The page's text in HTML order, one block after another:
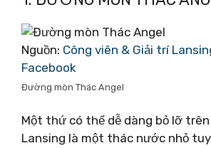
Nguồn: Công viên & Giải trí
Facebook
Đường mòn Thác Angel
Một thứ có thể dễ dàng bỏ lỡ
Lansing là một thác nước nhỏ